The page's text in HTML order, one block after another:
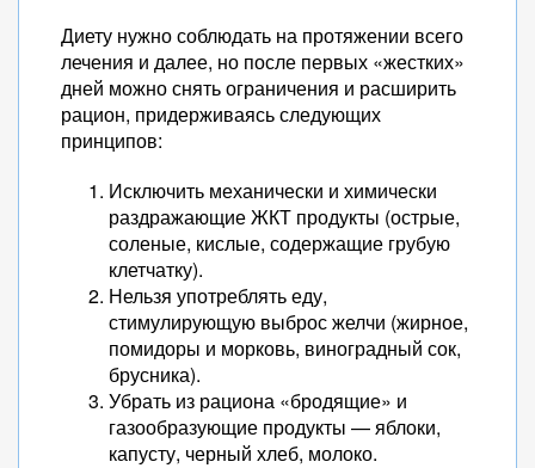
Диету нужно соблюдать на протяжении всего
лечения и далее, но после первых «жестких»
дней можно снять ограничения и расширить
рацион, придерживаясь следующих
принципов:
Исключить механически и химически
раздражающие ЖКТ продукты (острые,
соленые, кислые, содержащие грубую
клетчатку).
Нельзя употреблять еду,
стимулирующую выброс желчи (жирное,
помидоры и морковь, виноградный сок,
брусника).
Убрать из рациона «бродящие» и
газообразующие продукты — яблоки,
капусту, черный хлеб, молоко.